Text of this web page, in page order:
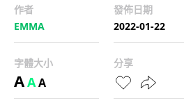
作者
EMMA
發佈日期
2022-01-22
字體大小
AAA
分享